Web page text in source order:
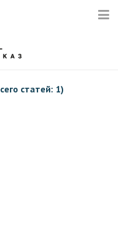
статей: 1)